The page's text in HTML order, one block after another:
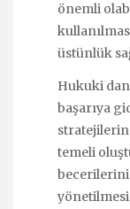
önemli
üstünlük
Hukuki
başarıya
temeli